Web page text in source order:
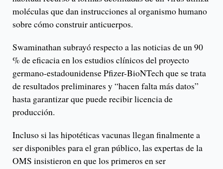
moléculas que dan instrucciones al organismo humano
sobre cómo construir anticuerpos.
Swaminathan subrayó respecto a las noticias de un 90
% de eficacia en los estudios clínicos del proyecto
germano-estadounidense Pfizer-BioNTech que se trata
de resultados preliminares y “hacen falta más datos”
hasta garantizar que puede recibir licencia de
producción.
Incluso si las hipotéticas vacunas llegan finalmente a
ser disponibles para el gran público, las expertas de la
OMS insistieron en que los primeros en ser